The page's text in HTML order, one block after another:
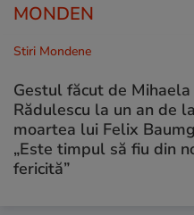
MONDEN
Stiri Mondene
Gestul făcut de Mihaela
Rădulescu la un an de la
moartea lui Felix
„Este timpul să fiu din
fericită”